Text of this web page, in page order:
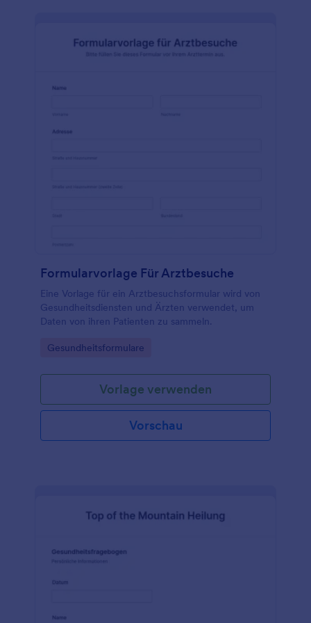
auszufüllen und nützlicher. Es sind keine
Programmierkenntnisse erforderlich.
Formularvorlage Für Arztbesuche
Eine Vorlage für ein Arztbesuchsformular wird von
Gesundheitsdiensten und Ärzten verwendet, um
Daten von ihren Patienten zu sammeln.
Go to Category:
Gesundheitsformulare
Vorlage verwenden
Vorschau